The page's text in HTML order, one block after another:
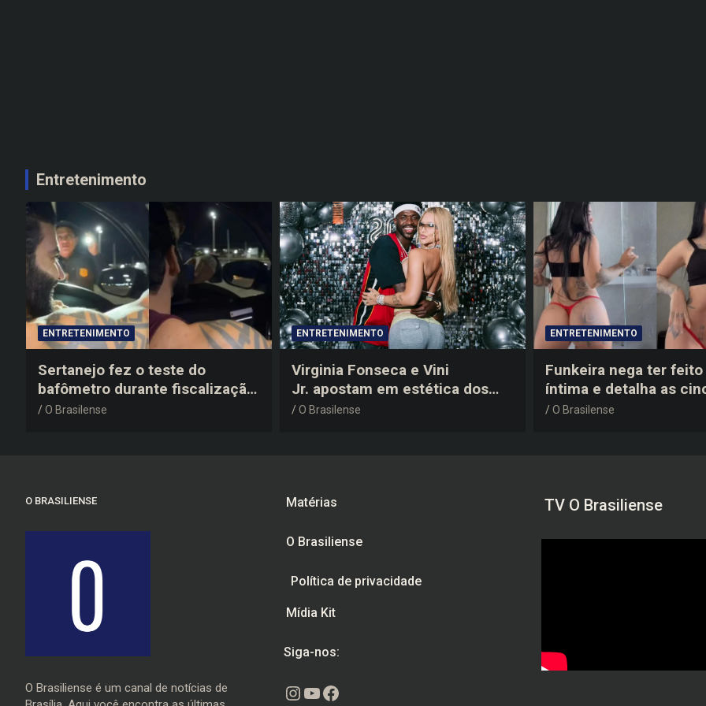
Entretenimento
ENTRETENIMENTO
Sertanejo fez o teste do
bafômetro durante fiscalização
na estrada, deu resultado
O Brasilense
ENTRETENIMENTO
Virginia Fonseca e Vini
Jr. apostam em estética dos
anos 2000 em festa de
O Brasilense
ENTRETENIMENTO
Funkeira nega ter
íntima e detalha as
plásticas que realizou
O Brasilense
O BRASILIENSE
O Brasiliense é um canal de notícias de
Matérias
O Brasiliense
Política de privacidade
Mídia Kit
Siga-nos:
Instagram
Youtube
Facebook
TV O Brasiliense